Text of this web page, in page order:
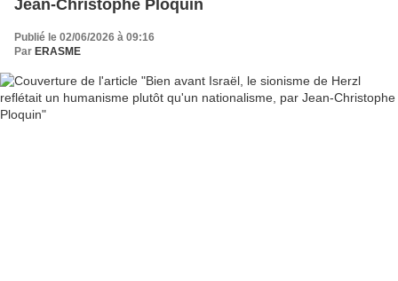
Jean-Christophe Ploquin
Publié le 02/06/2026 à 09:16
Par ERASME